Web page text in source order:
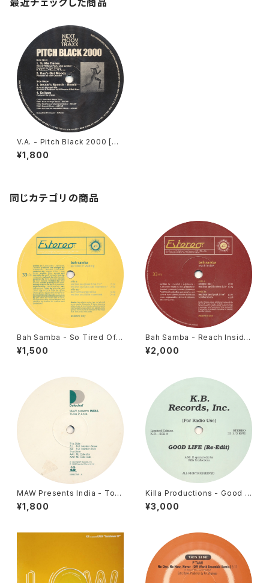
最近チェックした商品
V.A. - Pitch Black 2000 [Ne
xt Moov Traxx / 2000]
¥1,800
同じカテゴリの商品
Bah Samba - So Tired Of
Waiting [Estereo / 1998]
¥1,500
Bah Samba - Reach Inside
[Estereo / 1997]
¥2,000
MAW Presents India - To B
e In Love [Defected / 199
9]
¥1,800
Killa Productions - Good Li
fe / Give It Up (Re-Edits)
[K. B. Records Inc. / 2004]
¥3,000